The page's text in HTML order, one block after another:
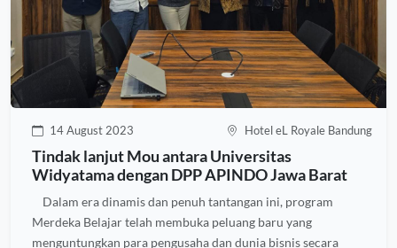
14 August 2023 Hotel eL Royale Bandung
Tindak lanjut Mou antara Universitas
Widyatama dengan DPP APINDO Jawa Barat
Dalam era dinamis dan penuh tantangan ini, program
Merdeka Belajar telah membuka peluang baru yang
menguntungkan para pengusaha dan dunia bisnis secara